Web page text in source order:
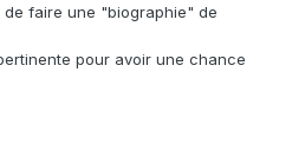
de faire une "biographie" de
pour avoir une chance